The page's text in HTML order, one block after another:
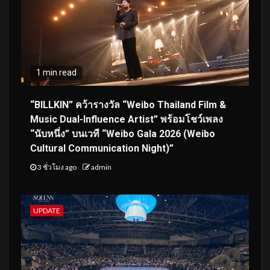
1 min read
“BILLKIN” คว้ารางวัล “Weibo Thailand Film &
Music Dual-Influence Artist” พร้อมโชว์เพลง
“นับหนึ่ง” บนเวที “Weibo Gala 2026 (Weibo
Cultural Communication Night)”
3 ชั่วโมง ago admin
UPDATE